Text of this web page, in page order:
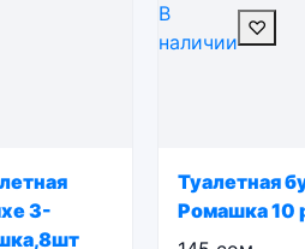
3-
В
наличии
♡
Туалетная
Ромашка 10